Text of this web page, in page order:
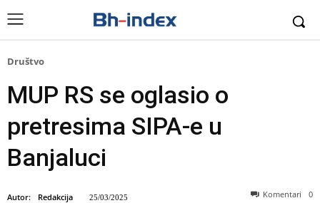
Društvo
MUP RS se oglasio o
pretresima SIPA-e u
Banjaluci
Autor: Redakcija 25/03/2025 Komentari 0